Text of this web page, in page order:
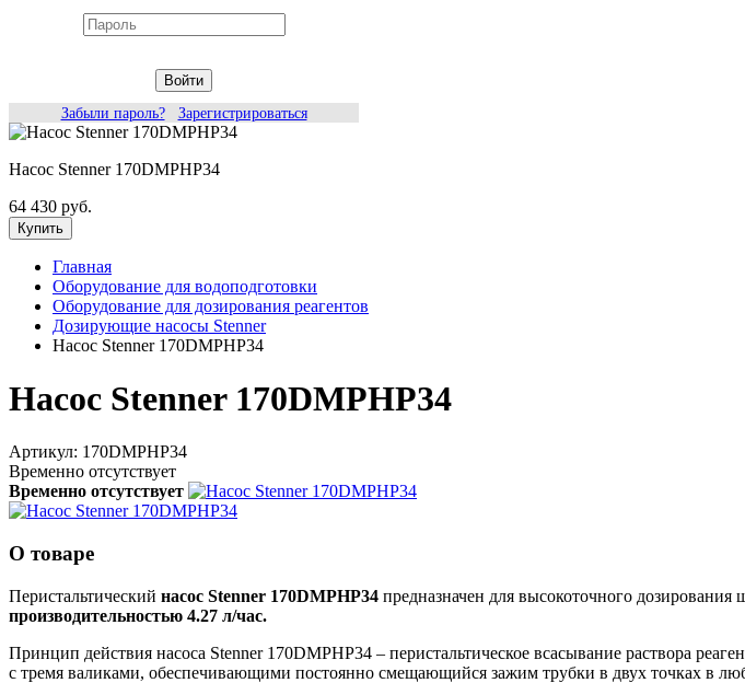
Войти
Забыли пароль?
Зарегистрироваться
Насос Stenner 170DMPHP34
64 430 руб.
Купить
Главная
Оборудование для водоподготовки
Оборудование для дозирования реагентов
Дозирующие насосы Stenner
Насос Stenner 170DMPHP34
Насос Stenner 170DMPHP34
Артикул: 170DMPHP34
Временно отсутствует
Временно отсутствует
О товаре
Перистальтический насос Stenner 170DMPHP34 предназначен для высокоточного дозирования
производительностью 4.27 л/час.
Принцип действия насоса Stenner 170DMPHP34 – перистальтическое всасывание раствора
с тремя валиками, обеспечивающими постоянно смещающийся зажим трубки в двух точках в